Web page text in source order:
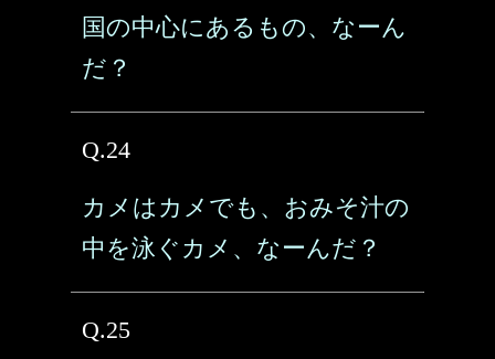
国の中心にあるもの、なーん
だ？
Q.24
カメはカメでも、おみそ汁の
中を泳ぐカメ、なーんだ？
Q.25